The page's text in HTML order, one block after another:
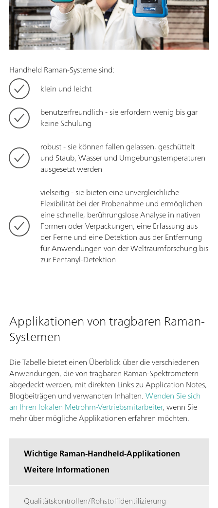
Handheld Raman-Systeme sind:
klein und leicht
benutzerfreundlich - sie erfordern wenig bis gar
keine Schulung
robust - sie können fallen gelassen, geschüttelt
und Staub, Wasser und Umgebungstemperaturen
ausgesetzt werden
vielseitig - sie bieten eine unvergleichliche
Flexibilität bei der Probenahme und ermöglichen
eine schnelle, berührungslose Analyse in nativen
Formen oder Verpackungen, eine Erfassung aus
der Ferne und eine Detektion aus der Entfernung
für Anwendungen von der Weltraumforschung bis
zur Fentanyl-Detektion
Applikationen von tragbaren Raman-
Systemen
Die Tabelle bietet einen Überblick über die verschiedenen
Anwendungen, die von tragbaren Raman-Spektrometern
abgedeckt werden, mit direkten Links zu Application Notes,
Blogbeiträgen und verwandten Inhalten.Wenden Sie sich
an Ihren lokalen Metrohm-Vertriebsmitarbeiter, wenn Sie
mehr über mögliche Applikationen erfahren möchten.
Wichtige Raman-Handheld-Applikationen
Weitere Informationen
Qualitätskontrollen/Rohstoffidentifizierung